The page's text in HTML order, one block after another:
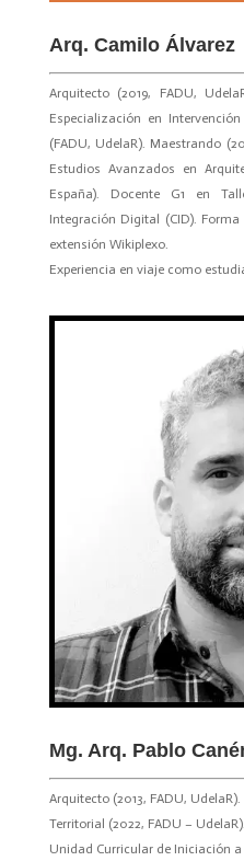
Arq. Camilo Álvarez
Arquitecto (2019, FADU,
Especialización en
(FADU, UdelaR). Maestrando
Estudios Avanzados en
España). Docente G1 en
Integración Digital (CID).
extensión Wikiplexo.
Experiencia en viaje como
Mg. Arq. Pablo
Arquitecto (2013, FADU,
Territorial (2022, FADU –
Unidad Curricular de Iniciación